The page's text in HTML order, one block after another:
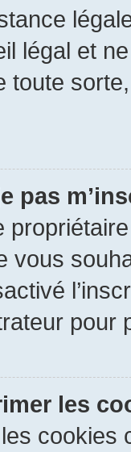
légal et
toute
pas
vous
les
cookies